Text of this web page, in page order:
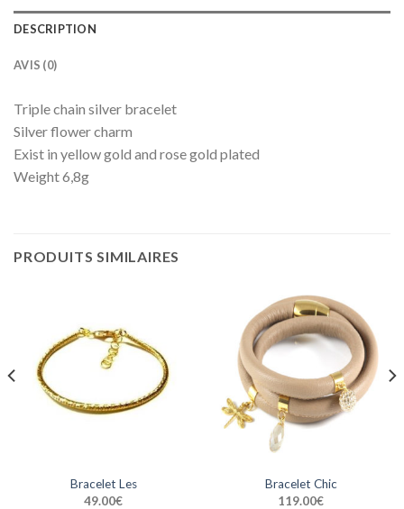
DESCRIPTION
AVIS (0)
Triple chain silver bracelet
Silver flower charm
Exist in yellow gold and rose gold plated
Weight 6,8g
PRODUITS SIMILAIRES
Bracelet Les
49.00€
Bracelet Chic
119.00€